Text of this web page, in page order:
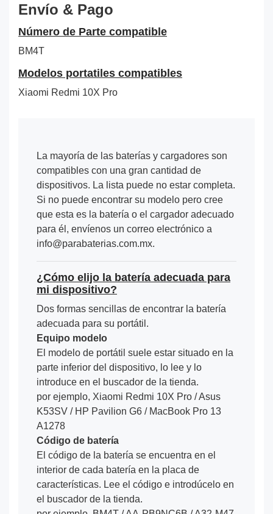
Envío & Pago
Número de Parte compatible
BM4T
Modelos portatiles compatibles
Xiaomi Redmi 10X Pro
La mayoría de las baterías y cargadores son
compatibles con una gran cantidad de
dispositivos. La lista puede no estar completa.
Si no puede encontrar su modelo pero cree
que esta es la batería o el cargador adecuado
para él, envíenos un correo electrónico a
info@parabaterias.com.mx.
¿Cómo elijo la batería adecuada para
mi dispositivo?
Dos formas sencillas de encontrar la batería
adecuada para su portátil.
Equipo modelo
El modelo de portátil suele estar situado en la
parte inferior del dispositivo, lo lee y lo
introduce en el buscador de la tienda.
por ejemplo, Xiaomi Redmi 10X Pro / Asus
K53SV / HP Pavilion G6 / MacBook Pro 13
A1278
Código de batería
El código de la batería se encuentra en el
interior de cada batería en la placa de
características. Lee el código e introdúcelo en
el buscador de la tienda.